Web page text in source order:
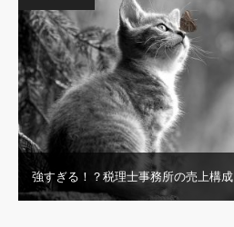
強すぎる！？税理士事務所の売上構成